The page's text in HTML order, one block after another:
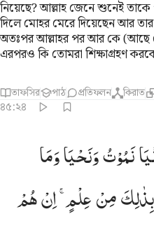
নিয়েছে? আল্লাহ জেনে শুনেই
দিলে মোহর মেরে দিয়েছেন আর
অতঃপর আল্লাহর পর আর কে (আছে
এরপরও কি তোমরা শিক্ষাগ্রহণ
তাফসির পাঠ প্রতিফলন কিরাত
৪৫:২৪
وما يهلكنا الا الدهر وما لهم
وَمَا يُهْلِكُنَآ إِلَّا ٱلدَّهْرُ ۚ وَمَا لَهُم
نَمُوْتُوَنَحْیَاوَمَا
بِذٰلِكَمِنْعِلْمٍ ۚ اِنْهُمْ